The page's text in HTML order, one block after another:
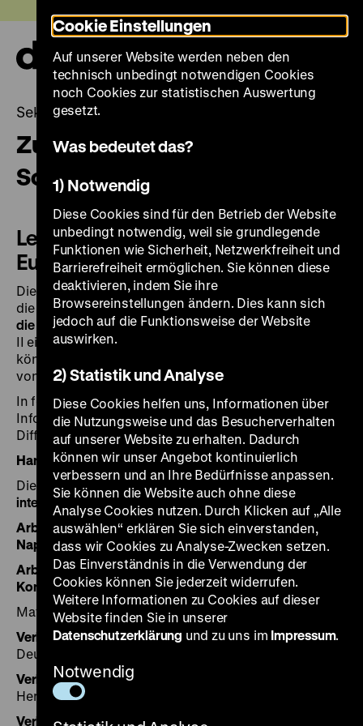
zum
Seiteninhalt
springen
Sekundarstufe I und II
Zusatzmaterial für den
Schulunterricht
Lernsequenz: Die Neuordnung
Europas
Die folgenden Lernmaterialien beziehen sich direkt auf
die Inhalte der IDA-ThemenseiteWofür streiten wir: für
die Nation?. Die Sequenz kann für Sekundarstufe I und
II eingesetzt werden, je nach Lernvoraussetzungen
können die Arbeitsbögen 1 und 2 auch unabhängig
voneinander genutzt werden.
In folgendem Dokument sind einige praktische
Informationen sowie Ideen für
Differenzierungsmöglichkeiten zusammengestellt:
Handreichung für Lehrkräfte zur Lernsequenz
Die folgendenArbeitsbögenliegen als barrierefreie und
interaktive Pdf-Dateien vor:
Arbeitsbogen 1: “Die Neuordnung Europas unter
Napoleon Bonaparte”
Arbeitsbogen 2: “Neuordnung Europas auf dem Wiener
Kongress”
Material für dieGruppenarbeit “Verhandlungen”:
Verhandlungsblatt
undRollenkarten
“Die
Deutsche Frage”
Verhandlungsblatt
Herzogtum Warschau”
Verhandlungsblatt
undRollenkarten
Cookie Einstellungen
Auf unserer Website werden neben den
technisch unbedingt notwendigen Cookies
noch Cookies zur statistischen Auswertung
gesetzt.
Was bedeutet das?
1) Notwendig
Diese Cookies sind für den Betrieb der Website
unbedingt notwendig, weil sie grundlegende
Funktionen wie Sicherheit, Netzwerkfreiheit und
Barrierefreiheit ermöglichen. Sie können diese
deaktivieren, indem Sie ihre
Browsereinstellungen ändern. Dies kann sich
jedoch auf die Funktionsweise der Website
auswirken.
2) Statistik und Analyse
Diese Cookies helfen uns, Informationen über
die Nutzungsweise und das Besucherverhalten
auf unserer Website zu erhalten. Dadurch
können wir unser Angebot kontinuierlich
verbessern und an Ihre Bedürfnisse anpassen.
Sie können die Website auch ohne diese
Analyse Cookies nutzen. Durch Klicken auf „Alle
auswählen“ erklären Sie sich einverstanden,
dass wir Cookies zu Analyse-Zwecken setzen.
Das Einverständnis in die Verwendung der
Cookies können Sie jederzeit widerrufen.
Weitere Informationen zu Cookies auf dieser
Website finden Sie in unserer
Datenschutzerklärung und zu uns im Impressum.
Notwendig